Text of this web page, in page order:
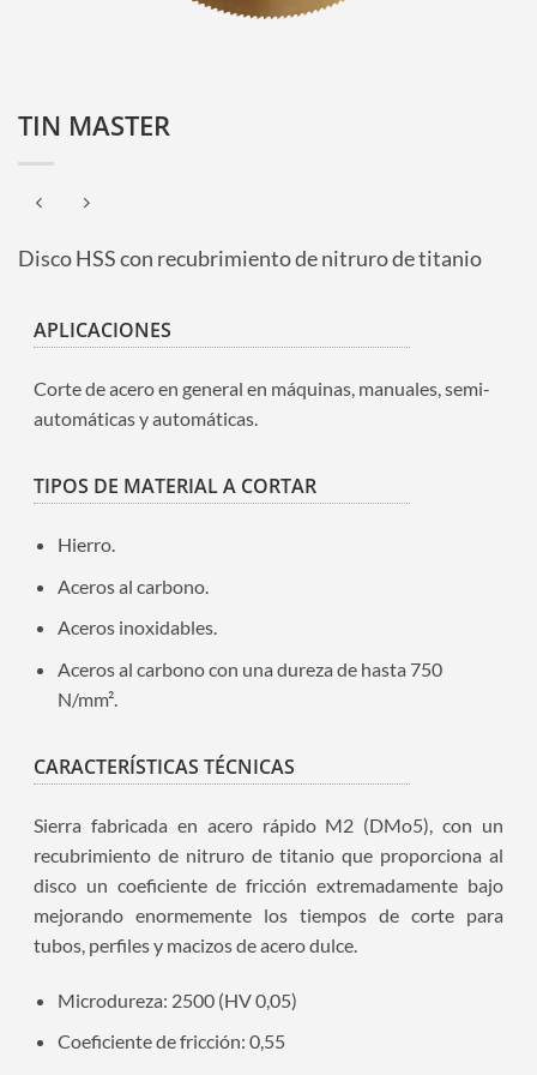
TIN MASTER
Disco HSS con recubrimiento de nitruro de titanio
APLICACIONES
Corte de acero en general en máquinas, manuales, semi-
automáticas y automáticas.
TIPOS DE MATERIAL A CORTAR
Hierro.
Aceros al carbono.
Aceros inoxidables.
Aceros al carbono con una dureza de hasta 750
N/mm².
CARACTERÍSTICAS TÉCNICAS
Sierra fabricada en acero rápido M2 (DMo5), con un
recubrimiento de nitruro de titanio que proporciona al
disco un coeficiente de fricción extremadamente bajo
mejorando enormemente los tiempos de corte para
tubos, perfiles y macizos de acero dulce.
Microdureza: 2500 (HV 0,05)
Coeficiente de fricción: 0,55